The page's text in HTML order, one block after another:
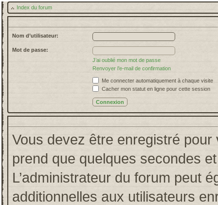
Index du forum
Nom d’utilisateur:
Mot de passe:
J’ai oublié mon mot de passe
Renvoyer l’e-mail de confirmation
Me connecter automatiquement à chaque visite
Cacher mon statut en ligne pour cette session
Vous devez être enregistré pour
prend que quelques secondes
L’administrateur du forum peut
additionnelles aux utilisateurs